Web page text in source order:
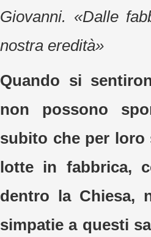
Giovanni. «Dalle
nostra eredità»
Quando si
non possono
subito che per loro
lotte in fabbrica,
dentro la Chiesa,
simpatie a questi